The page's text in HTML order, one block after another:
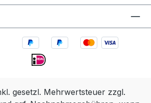
gesetzl. Mehrwertsteuer zzgl.